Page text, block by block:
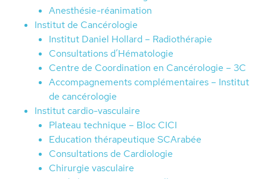
Anesthésie-réanimation
Institut de Cancérologie
Institut Daniel Hollard – Radiothérapie
Consultations d’Hématologie
Centre de Coordination en Cancérologie – 3C
Accompagnements complémentaires – Institut
de cancérologie
Institut cardio-vasculaire
Plateau technique – Bloc CICI
Education thérapeutique SCArabée
Consultations de Cardiologie
Chirurgie vasculaire